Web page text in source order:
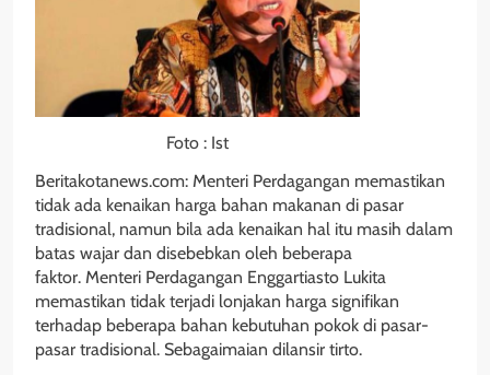
Foto : Ist
Beritakotanews.com: Menteri Perdagangan memastikan
tidak ada kenaikan harga bahan makanan di pasar
tradisional, namun bila ada kenaikan hal itu masih dalam
batas wajar dan disebebkan oleh beberapa
faktor. Menteri Perdagangan Enggartiasto Lukita
memastikan tidak terjadi lonjakan harga signifikan
terhadap beberapa bahan kebutuhan pokok di pasar-
pasar tradisional. Sebagaimaian dilansir tirto.